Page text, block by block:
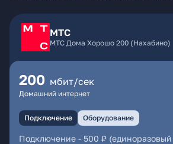
МТС
МТС Дома Хорошо 200 (Нахабино)
200 мбит/сек
Домашний интернет
Подключение Оборудование
Подключение - 500 ₽